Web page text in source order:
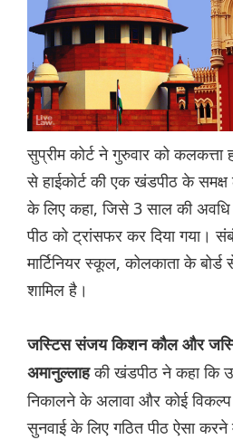
सुप्रीम कोर्ट ने गुरुवार को कलकत्ता
से हाईकोर्ट की एक खंडपीठ के
के लिए कहा, जिसे 3 साल की
पीठ को ट्रांसफर कर दिया गया।
मार्टिनियर स्कूल, कोलकाता के
शामिल है।
जस्टिस संजय किशन कौल और
अमानुल्लाहकी खंडपीठ ने कहा कि
निकालने के अलावा और कोई
सुनवाई के लिए गठित पीठ ऐसा